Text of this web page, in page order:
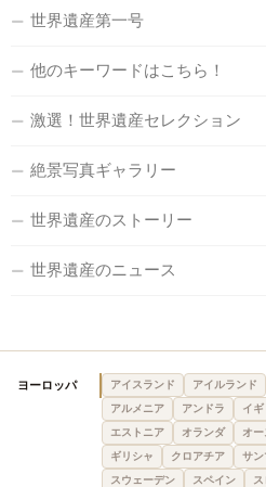
世界遺産第一号
他のキーワードはこちら！
激選！世界遺産セレクション
絶景写真ギャラリー
世界遺産のストーリー
世界遺産のニュース
ヨーロッパ アイスランド アイルランド
アルメニア
アンドラ イギ
エストニア
オランダ オ
ギリシャ
クロアチア サン
スウェーデン
スペイン